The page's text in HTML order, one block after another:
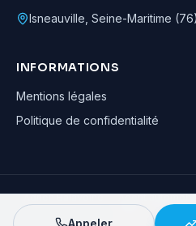
Isneauville Seine-Maritime (76)
INFORMATIONS
Mentions légales
Politique de confidentialité
Adrien Balavoine—Agent
· Tous
Appeler